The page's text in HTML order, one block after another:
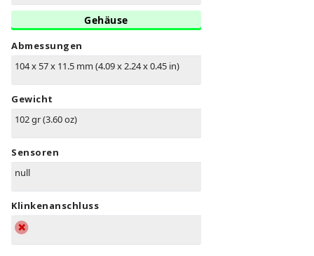
Gehäuse
Abmessungen
104 x 57 x 11.5 mm (4.09 x 2.24 x 0.45 in)
Gewicht
102 gr (3.60 oz)
Sensoren
null
Klinkenanschluss